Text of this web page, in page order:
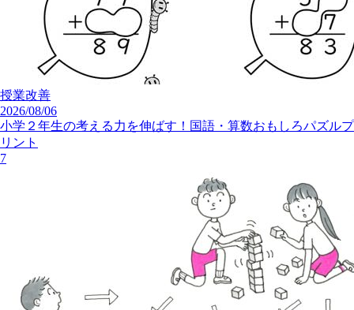
授業改善
2026/08/06
小学２年生の考える力を伸ばす！国語・算数おもしろパズルプ
リント
7